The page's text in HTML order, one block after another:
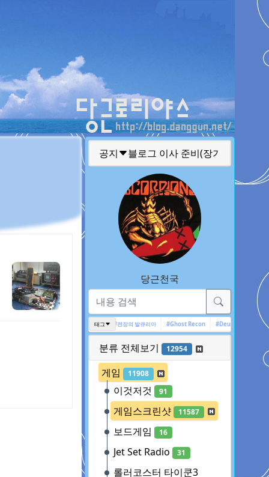
공지 글 퍼가실때 주의 사항
당근천국
태그#전장의 발큐리아 #Ghost Recon #Deus Ex
분류 전체보기 12954
게임 11908
이것저것 91
게임스크린샷 11587
보드게임 16
Jet Set Radio 31
롤러코스터 타이쿤3